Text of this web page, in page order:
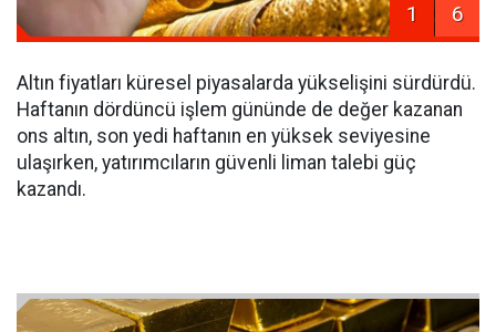
1 6
Altın fiyatları küresel piyasalarda yükselişini sürdürdü.
Haftanın dördüncü işlem gününde de değer kazanan
ons altın, son yedi haftanın en yüksek seviyesine
ulaşırken, yatırımcıların güvenli liman talebi güç
kazandı.